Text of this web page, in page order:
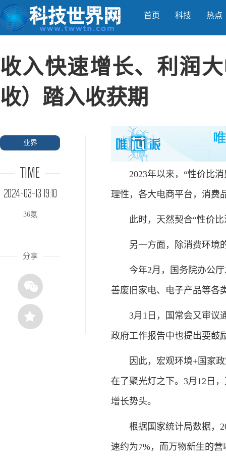
首页 科技 热点
收入快速增长、利润
收）踏入收获期
业界
TIME
2024-03-13 19:10
36氪
分享
2023年以来，“性价比消
理性，各大电商平台，消费
此时，天然契合“性价比
另一方面，除消费环境的
今年2月，国务院办公厅
善废旧家电、电子产品等各
3月1日，国常会又审议通
政府工作报告中也提出要鼓
因此，宏观环境+国家政
在了聚光灯之下。3月12日
增长势头。
根据国家统计局数据，
速约为7%，而万物新生的